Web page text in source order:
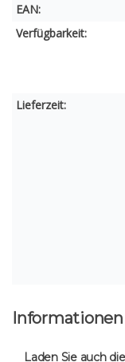
EAN:
Verfügbarkeit:
Lieferzeit:
Informationen
Laden Sie auch